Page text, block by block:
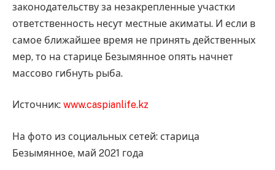
законодательству за незакрепленные участки
ответственность несут местные акиматы. И если в
самое ближайшее время не принять действенных
мер, то на старице Безымянное опять начнет
массово гибнуть рыба.
Источник: www.caspianlife.kz
На фото из социальных сетей: старица
Безымянное, май 2021 года